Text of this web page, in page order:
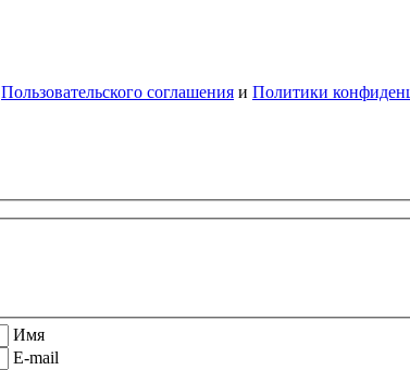
Пользовательского соглашения и Политики
Имя
E-mail